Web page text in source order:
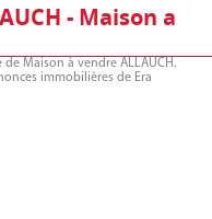
- Maison a
Maison à vendre ALLAUCH.
immobilières de Era